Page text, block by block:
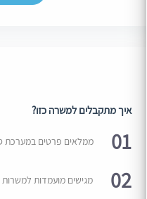
איך מתקבלים למשרה כזו?
01 ממלאים פרטים במערכת
02 מגישים מועמדות